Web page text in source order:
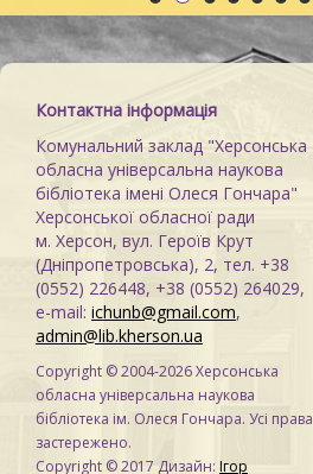
Контактна інформація
Комунальний заклад "Херсонська
обласна універсальна наукова
бібліотека імені Олеся Гончара"
Херсонської обласної ради
м. Херсон, вул. Героїв Крут
(Дніпропетровська), 2, тел. +38
(0552) 226448, +38 (0552) 264029,
e-mail: ichunb@gmail.com,
admin@lib.kherson.ua
Copyright © 2004-2026 Херсонська
обласна універсальна наукова
бібліотека ім. Олеся Гончара. Усі права
застережено.
Copyright © 2017 Дизайн: Ігор